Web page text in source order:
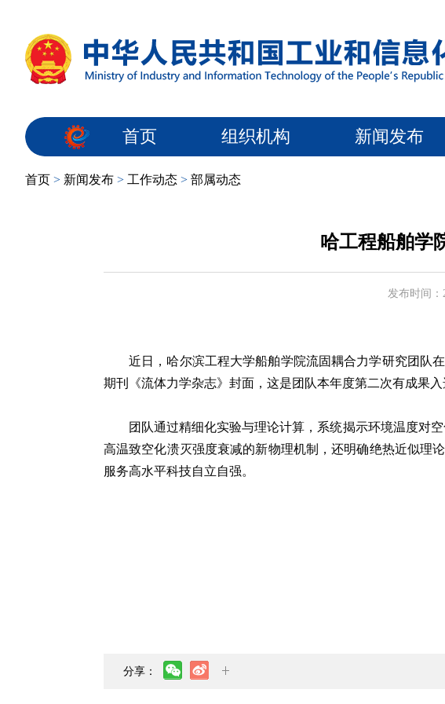
首页 组织机构 新闻发布
首页 > 新闻发布 > 工作动态 > 部属动态
哈工程船舶学
发布时间：
近日，哈尔滨工程大学船舶学院流固耦合力学研究团队
期刊《流体力学杂志》封面，这是团队本年度第二次有成果入
团队通过精细化实验与理论计算，系统揭示环境温度对
高温致空化溃灭强度衰减的新物理机制，还明确绝热近似理
服务高水平科技自立自强。
分享：